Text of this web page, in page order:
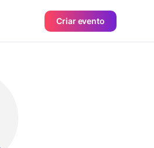
Criar evento